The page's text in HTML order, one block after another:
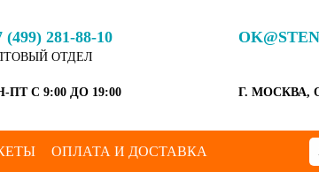
(499) 281-88-10
ОТДЕЛ
ПТ С 9:00 ДО 19:00 Г. МОСКВА,
ОПЛАТА И ДОСТАВКА